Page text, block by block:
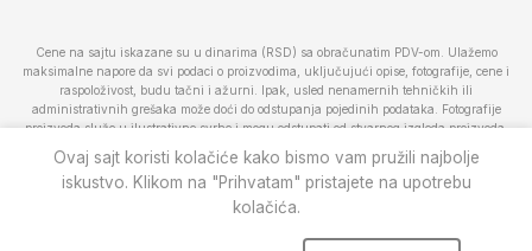
Cene na sajtu iskazane su u dinarima (RSD) sa obračunatim PDV-om. Ulažemo
maksimalne napore da svi podaci o proizvodima, uključujući opise, fotografije, cene i
raspoloživost, budu tačni i ažurni. Ipak, usled nenamernih tehničkih ili
administrativnih grešaka može doći do odstupanja pojedinih podataka. Fotografije
proizvoda služe u ilustrativne svrhe i mogu odstupati od stvarnog izgleda proizvoda.
informacije kontaktirajte nas na telefon 013/28-300-20 ili 066/100-500 ili putem e-
pošte prodavnica@pcelar.rs.
Pčelar doo. Sva prava zadržana.
Ovaj sajt koristi kolačiće kako bismo vam pružili najbolje
iskustvo. Klikom na "Prihvatam" pristajete na upotrebu
kolačića.